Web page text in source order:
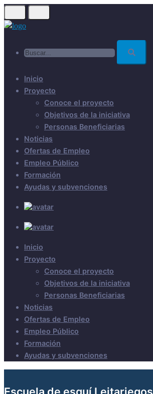
Skip
to
Inicio
Proyecto
Conoce el proyecto
Objetivos de la iniciativa
Personas Beneficiarias
Noticias
Ofertas de Empleo
Empleo Público
Formación
Ayudas y subvenciones
Inicio
Proyecto
Conoce el proyecto
Objetivos de la iniciativa
Personas Beneficiarias
Noticias
Ofertas de Empleo
Empleo Público
Formación
Ayudas y subvenciones